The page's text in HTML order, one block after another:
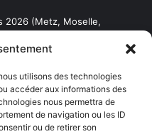
utilisons des technologies
accéder aux informations des
nous permettra de
de navigation ou les ID
ou de retirer son
2026 (Metz, Moselle,